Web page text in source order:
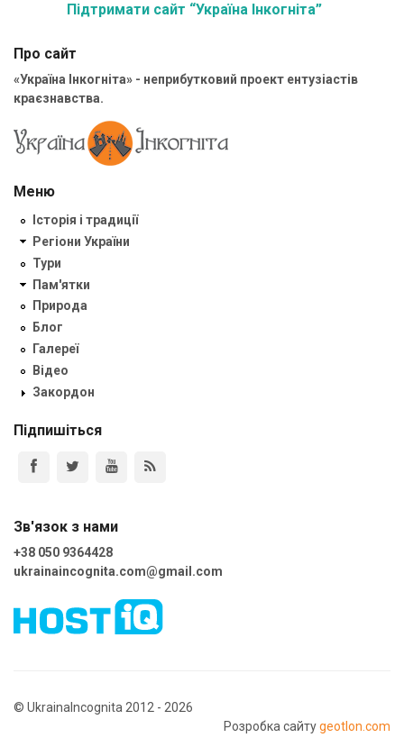
Підтримати сайт “Україна Інкогніта”
Про сайт
«Україна Інкогніта» - неприбутковий проект ентузіастів
краєзнавства.
Меню
Історія і традиції
Регіони України
Тури
Пам'ятки
Природа
Блог
Галереї
Відео
Закордон
Підпишіться
Зв'язок з нами
+38 050 9364428
ukrainaincognita.com@gmail.com
© UkrainaIncognita 2012 - 2026
Розробка сайтуgeotlon.com